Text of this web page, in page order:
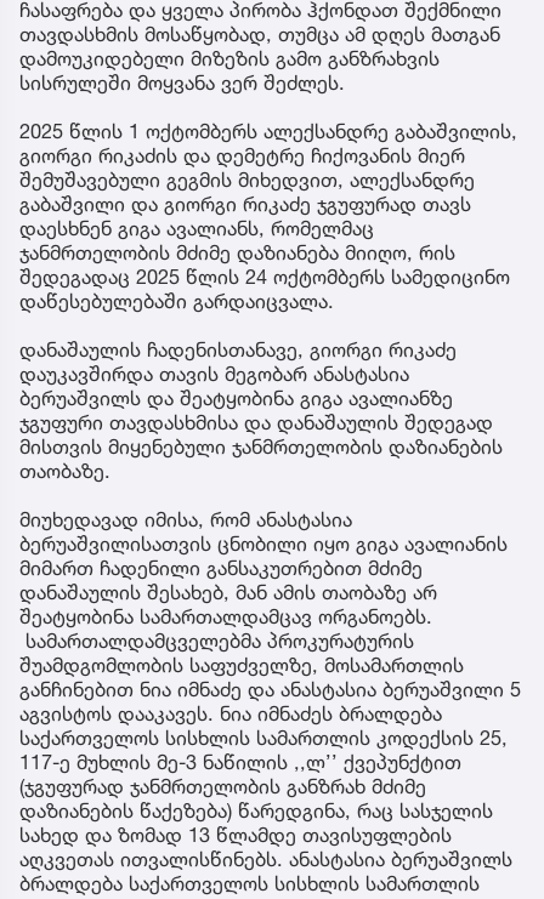
ჩასაფრება და ყველა პირობა ჰქონდათ შექმნილი
თავდასხმის მოსაწყობად, თუმცა ამ დღეს მათგან
დამოუკიდებელი მიზეზის გამო განზრახვის
სისრულეში მოყვანა ვერ შეძლეს.
2025 წლის 1 ოქტომბერს ალექსანდრე გაბაშვილის,
გიორგი რიკაძის და დემეტრე ჩიქოვანის მიერ
შემუშავებული გეგმის მიხედვით, ალექსანდრე
გაბაშვილი და გიორგი რიკაძე ჯგუფურად თავს
დაესხნენ გიგა ავალიანს, რომელმაც
ჯანმრთელობის მძიმე დაზიანება მიიღო, რის
შედეგადაც 2025 წლის 24 ოქტომბერს სამედიცინო
დაწესებულებაში გარდაიცვალა.
დანაშაულის ჩადენისთანავე, გიორგი რიკაძე
დაუკავშირდა თავის მეგობარ ანასტასია
ბერუაშვილს და შეატყობინა გიგა ავალიანზე
ჯგუფური თავდასხმისა და დანაშაულის შედეგად
მისთვის მიყენებული ჯანმრთელობის დაზიანების
თაობაზე.
მიუხედავად იმისა, რომ ანასტასია
ბერუაშვილისათვის ცნობილი იყო გიგა ავალიანის
მიმართ ჩადენილი განსაკუთრებით მძიმე
დანაშაულის შესახებ, მან ამის თაობაზე არ
შეატყობინა სამართალდამცავ ორგანოებს.
სამართალდამცველებმა პროკურატურის
შუამდგომლობის საფუძველზე, მოსამართლის
განჩინებით ნია იმნაძე და ანასტასია ბერუაშვილი 5
აგვისტოს დააკავეს. ნია იმნაძეს ბრალდება
საქართველოს სისხლის სამართლის კოდექსის 25,
117-ე მუხლის მე-3 ნაწილის ,,ლ’’ ქვეპუნქტით
(ჯგუფურად ჯანმრთელობის განზრახ მძიმე
დაზიანების წაქეზება) წარედგინა, რაც სასჯელის
სახედ და ზომად 13 წლამდე თავისუფლების
აღკვეთას ითვალისწინებს. ანასტასია ბერუაშვილს
ბრალდება საქართველოს სისხლის სამართლის